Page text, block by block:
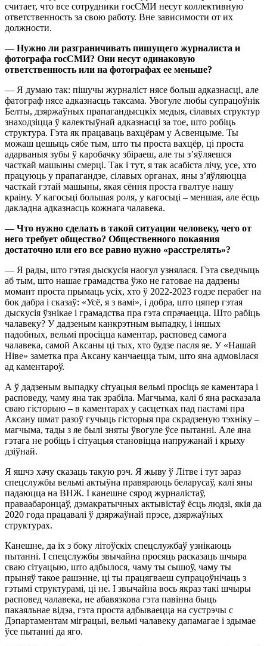
считает, что все сотрудники госСМИ несут коллективную
ответственность за свою работу. Вне зависимости от их
должности.
— Нужно ли разграничивать пишущего журналиста и
фотографа госСМИ? Они несут одинаковую
ответственность или на фотографах ее меньше?
— Я думаю так: пішучы журналіст нясе больш адказнасці, але
фатограф нясе адказнасць таксама. Увогуле любы супрацоўнік
Белты, дзяржаўных прапагандысцкіх медыя, сілавых структур
знаходзіцца ў калектыўнай адказнасці за тое, што робіць
структура. Гэта як працаваць вахцёрам у Асвенцыме. Ты
можаш цешыць сябе тым, што ты проста вахцёр, ці проста
адарваныя зубы ў каробачку збіраеш, але ты з’яўляешся
часткай машыны смерці. Так і тут, я так асабіста лічу, усе, хто
працуюць у прапагандзе, сілавых органах, яны з’яўляюцца
часткай гэтай машыны, якая сёння проста гвалтуе нашу
краіну. У кагосьці большая роля, у кагосьці – меншая, але ёсць
дакладна адказнасць кожнага чалавека.
— Что нужно сделать в такой ситуации человеку, чего от
него требует общество? Общественного покаяния
достаточно или его все равно нужно «расстрелять»?
— Я рады, што гэтая дыскусія наогул узнялася. Гэта сведчыць
аб тым, што нашае грамадства ўжо не гатовае на дадзены
момант проста прымаць усіх, хто ў 2022-2023 годзе перабег на
бок дабра і сказаў: «Усё, я з вамі», і добра, што цяпер гэтая
дыскусія ўзнікае і грамадства пра гэта спрачаецца. Што рабіць
чалавеку? У дадзеным канкрэтным выпадку, і іншых
падобных, вельмі просіцца каментар, расповед самога
чалавека, самой Аксаны ці тых, хто будзе пасля яе. У «Нашай
Ніве» заметка пра Аксану канчаецца тым, што яна адмовілася
ад каментароў.
А ў дадзеным выпадку сітуацыя вельмі просіць яе каментара і
расповеду, чаму яна так зрабіла. Магчыма, калі б яна расказала
сваю гісторыю – в каментарах у сасцетках пад пастамі пра
Аксану шмат разоў гучыць гісторыя пра скрадзеную тэхніку –
магчыма, тады з яе былі зняты ўвогуле ўсе пытанні. Але яна
гэтага не робіць і сітуацыя становіцца напружанай і крыху
дзіўнай.
Я яшчэ хачу сказаць такую рэч. Я жыву ў Літве і тут зараз
спецслужбы вельмі актыўна правяраюць беларусаў, калі яны
падаюцца на ВНЖ. І канешне сярод журналістаў,
праваабаронцаў, дэмакратычных актывістаў ёсць людзі, якія да
2020 года працавалі ў дзяржаўнай прэсе, дзяржаўных
структурах.
Канешне, да іх з боку літоўскіх спецслужбаў узнікаюць
пытанні. І спецслужбы звычайна просяць расказаць шчыра
сваю сітуацыю, што адбылося, чаму ты сышоў, чаму ты
прыняў такое рашэнне, ці ты працягваеш супрацоўнічаць з
гэтымі структурамі, ці не. І звычайна вось якраз такі шчыры
расповед чалавека, не абавязкова гэта павінна быць
пакаяльнае відэа, гэта проста адбываецца на сустрэчы с
Дэпартаментам міграцыі, вельмі чалавеку дапамагае і здымае
ўсе пытанні да яго.